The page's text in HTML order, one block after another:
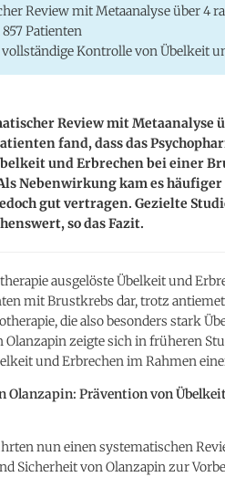
Review mit Metaanalyse über 4
Patienten
vollständige Kontrolle von Übelkeit
Review mit
fand, dass das
und Erbrechen bei einer
Nebenwirkung kam es
gut vertragen. Gezielte
so das Fazit.
ausgelöste Übelkeit und
mit Brustkrebs dar, trotz
die also besonders stark
zeigte sich in früheren
und Erbrechen im Rahmen
Olanzapin: Prävention von
nun einen systematischen
Sicherheit von Olanzapin zur